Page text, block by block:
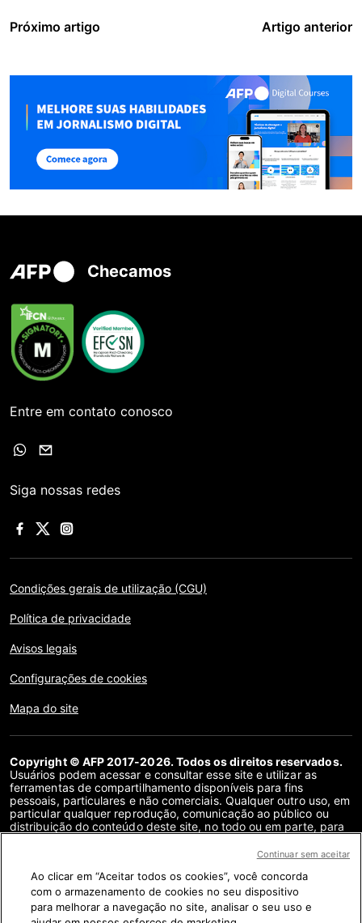
Próximo artigo Artigo anterior
Checamos
Entre em contato conosco
Siga nossas redes
Condições gerais de utilização (CGU)
Política de privacidade
Avisos legais
Configurações de cookies
Mapa do site
Copyright © AFP 2017-2026. Todos os direitos reservados.
Usuários podem acessar e consultar esse site e utilizar as
ferramentas de compartilhamento disponíveis para fins
pessoais, particulares e não comerciais. Qualquer outro uso, em
particular qualquer reprodução, comunicação ao público ou
distribuição do conteúdo deste site, no todo ou em parte, para
contrato de licença específico assinado com a AFP, é
meio de links no conteúdo de verificação de fatos são
fornecidos na medida necessária para a correta compreensão
da checagem da informação em questão. A AFP não obteve
qualquer direito dos autores ou detentores dos direitos autorais
Ao clicar em “Aceitar todos os cookies”, você concorda
com o armazenamento de cookies no seu dispositivo
para melhorar a navegação no site, analisar o seu uso e
Continuar sem aceitar